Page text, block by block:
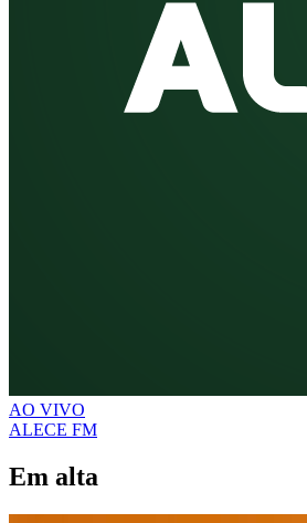
AO VIVO
ALECE FM
Em alta